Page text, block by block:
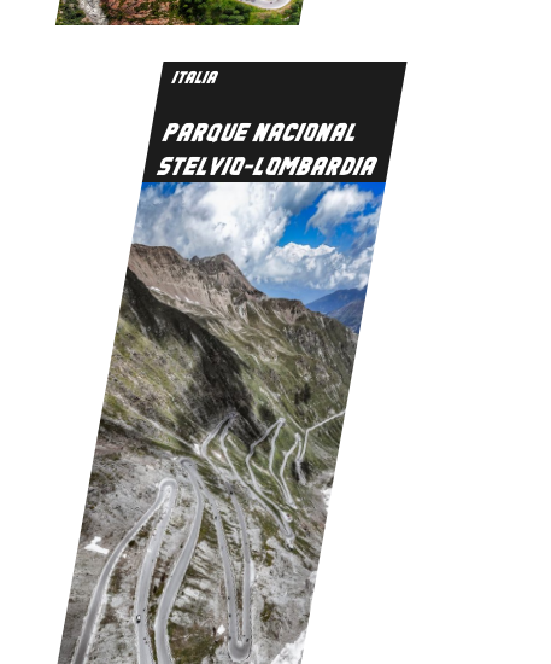
ITALIA
PARQUE NACIONAL
STELVIO-LOMBARDIA